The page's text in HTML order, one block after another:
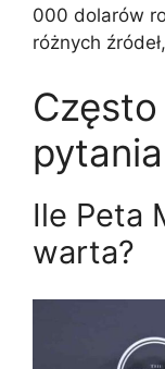
000 dolarów
różnych
Ile Peta
warta?